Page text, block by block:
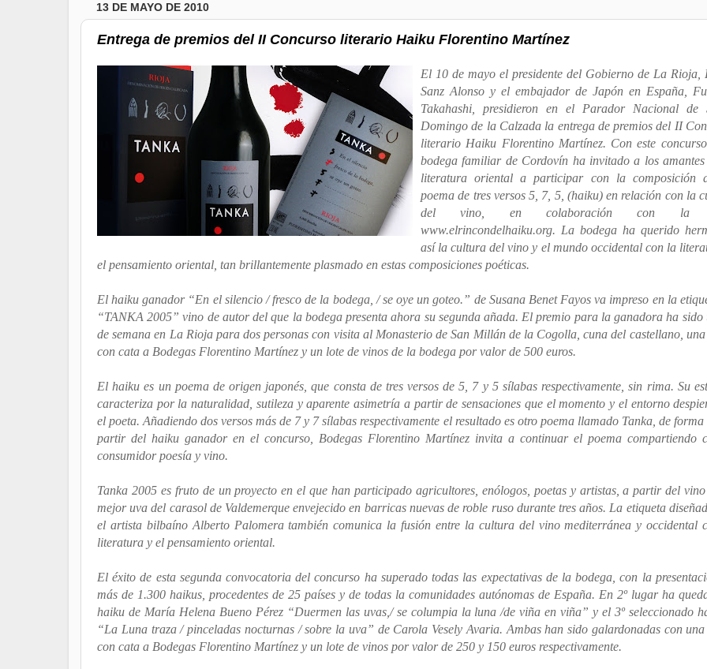
13 DE MAYO DE 2010
Entrega de premios del II Concurso literario Haiku Florentino Martínez
El 10 de mayo el presidente del Gobierno de La Rioja,
Sanz Alonso y el embajador de Japón en España,
Takahashi, presidieron en el Parador Nacional de
Domingo de la Calzada la entrega de premios del II
literario Haiku Florentino Martínez. Con este
bodega familiar de Cordovín ha invitado a los
literatura oriental a participar con la composición
poema de tres versos 5, 7, 5, (haiku) en relación con la
del vino, en colaboración con la
www.elrincondelhaiku.org. La bodega ha querido
así la cultura del vino y el mundo occidental con la
el pensamiento oriental, tan brillantemente plasmado en estas composiciones poéticas.
El haiku ganador “En el silencio / fresco de la bodega, / se oye un goteo.” de Susana Benet Fayos va impreso en la
“TANKA 2005” vino de autor del que la bodega presenta ahora su segunda añada. El premio para la ganadora ha sido
de semana en La Rioja para dos personas con visita al Monasterio de San Millán de la Cogolla, cuna del castellano,
con cata a Bodegas Florentino Martínez y un lote de vinos de la bodega por valor de 500 euros.
El haiku es un poema de origen japonés, que consta de tres versos de 5, 7 y 5 sílabas respectivamente, sin rima. Su
caracteriza por la naturalidad, sutileza y aparente asimetría a partir de sensaciones que el momento y el entorno
el poeta. Añadiendo dos versos más de 7 y 7 sílabas respectivamente el resultado es otro poema llamado Tanka, de forma
partir del haiku ganador en el concurso, Bodegas Florentino Martínez invita a continuar el poema compartiendo
consumidor poesía y vino.
Tanka 2005 es fruto de un proyecto en el que han participado agricultores, enólogos, poetas y artistas, a partir del
mejor uva del carasol de Valdemerque envejecido en barricas nuevas de roble ruso durante tres años. La etiqueta
el artista bilbaíno Alberto Palomera también comunica la fusión entre la cultura del vino mediterránea y occidental
literatura y el pensamiento oriental.
El éxito de esta segunda convocatoria del concurso ha superado todas las expectativas de la bodega, con la
más de 1.300 haikus, procedentes de 25 países y de todas la comunidades autónomas de España. En 2º lugar ha
haiku de María Helena Bueno Pérez “Duermen las uvas,/ se columpia la luna /de viña en viña” y el 3º seleccionado
“La Luna traza / pinceladas nocturnas / sobre la uva” de Carola Vesely Avaria. Ambas han sido galardonadas con
con cata a Bodegas Florentino Martínez y un lote de vinos por valor de 250 y 150 euros respectivamente.